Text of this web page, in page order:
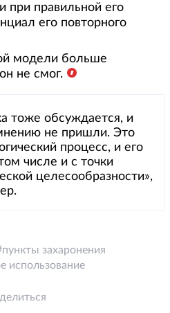
при правильной его
его повторного
модели больше
не смог.
тоже обсуждается, и
не пришли. Это
процесс, и его
числе и с точки
целесообразности»,
пункты захаронения
использование